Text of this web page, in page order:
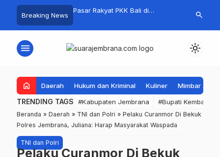
Breaking News
1 Resmi Digelar
Pasar Rakyat PKK Bali di
Tembus Rp.672 Juta Sehari
Kelola
Apresiasi
Mandala
search
menu light_mode
home Daerah Hukum dan Kriminal Kuliner Mimbar
TRENDING TAGS #Kabupaten Jembrana #Bupati Kembang
Beranda » Daerah » TNI dan Polri » Pelaku Curanmor Di Bekuk
Polres Jembrana, Juliana: Harap Masyarakat Waspada
TNI dan Polri
Pelaku Curanmor Di Bekuk